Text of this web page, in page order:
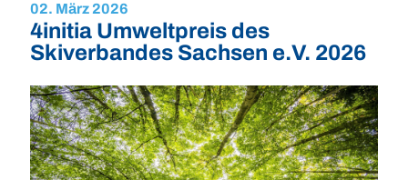
02. März 2026
4initia Umweltpreis des
Skiverbandes Sachsen e.V. 2026